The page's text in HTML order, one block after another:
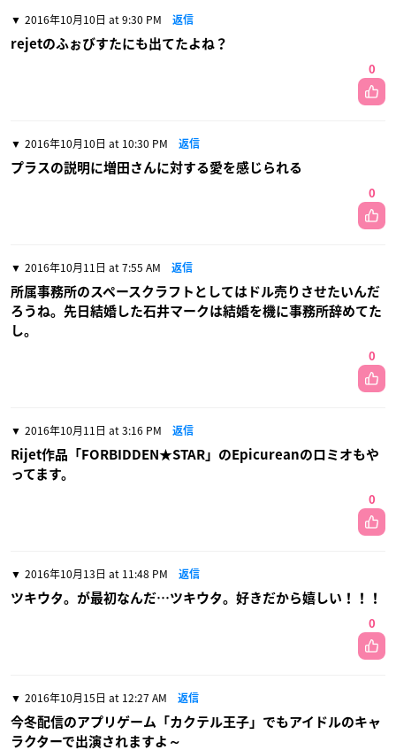
2016年10月10日 at 9:30 PM 返信
rejetのふぉびすたにも出てたよね？
0
2016年10月10日 at 10:30 PM 返信
プラスの説明に増田さんに対する愛を感じられる
0
2016年10月11日 at 7:55 AM 返信
所属事務所のスペースクラフトとしてはドル売りさせたいんだ
ろうね。先日結婚した石井マークは結婚を機に事務所辞めてた
し。
0
2016年10月11日 at 3:16 PM 返信
Rijet作品「FORBIDDEN★STAR」のEpicureanのロミオもや
ってます。
0
2016年10月13日 at 11:48 PM 返信
ツキウタ。が最初なんだ…ツキウタ。好きだから嬉しい！！！
0
2016年10月15日 at 12:27 AM 返信
今冬配信のアプリゲーム「カクテル王子」でもアイドルのキャ
ラクターで出演されますよ～